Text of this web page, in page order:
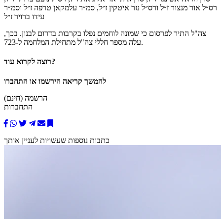
רס״ל אור מנצור ז״ל ורס״ל נזר איטקין ז״ל, סמ״ר עלמקאן טרפה ז״ל וסמ״ר
עידו ברויר ז״ל
צה"ל התיר לפרסום כי שמונה לוחמים נפלו בקרבות בדרום לבנון. בכך,
עלה מספר חללי צה"ל מתחילת המלחמה ל-723.
רוצה לקרוא עוד?
להמשך קריאה הירשמו או התחברו
הרשמה (חינם)
התחברות
כתבות נוספות שעשויות לעניין אותך